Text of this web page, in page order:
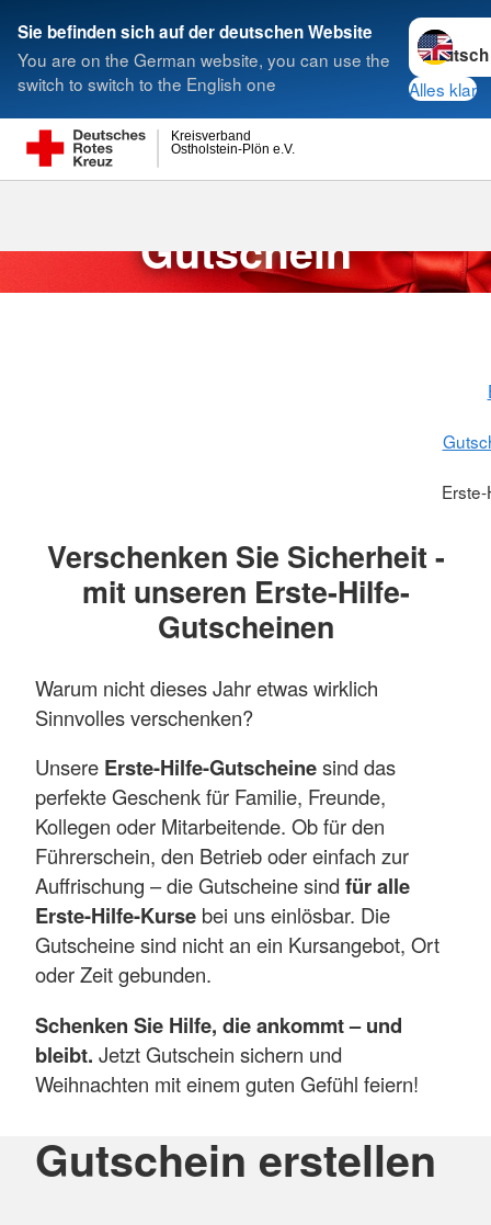
Sie befinden sich auf der deutschen Website
You are on the German website, you can use the
switch to switch to the English one
Sprache
Alles klar
Ostholstein-Plön e.V.
Kreisverband
Suche
Gutschein
Verschenken Sie Sicherheit -
mit unseren Erste-Hilfe-
Gutscheinen
Warum nicht dieses Jahr etwas wirklich
Sinnvolles verschenken?
Unsere Erste-Hilfe-Gutscheinesind das
perfekte Geschenk für Familie, Freunde,
Kollegen oder Mitarbeitende. Ob für den
Führerschein, den Betrieb oder einfach zur
Auffrischung – die Gutscheine sind für alle
Erste-Hilfe-Kurse bei uns einlösbar. Die
Gutscheine sind nicht an ein Kursangebot, Ort
oder Zeit gebunden.
Schenken Sie Hilfe, die ankommt – und
bleibt. Jetzt Gutschein sichern und
Weihnachten mit einem guten Gefühl feiern!
Gutschein erstellen